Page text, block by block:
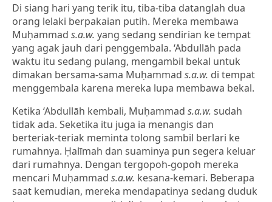
Di siang hari yang terik itu, tiba-tiba datanglah dua
orang lelaki berpakaian putih. Mereka membawa
Muḥammad s.a.w. yang sedang sendirian ke tempat
yang agak jauh dari penggembala. ‘Abdullāh pada
waktu itu sedang pulang, mengambil bekal untuk
dimakan bersama-sama Muḥammad s.a.w. di tempat
menggembala karena mereka lupa membawa bekal.
Ketika ‘Abdullāh kembali, Muḥammad s.a.w. sudah
tidak ada. Seketika itu juga ia menangis dan
berteriak-teriak meminta tolong sambil berlari ke
rumahnya. Ḥalīmah dan suaminya pun segera keluar
dari rumahnya. Dengan tergopoh-gopoh mereka
mencari Muḥammad s.a.w. kesana-kemari. Beberapa
saat kemudian, mereka mendapatinya sedang duduk